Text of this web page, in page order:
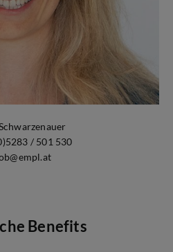
/ 501 530
Benefits